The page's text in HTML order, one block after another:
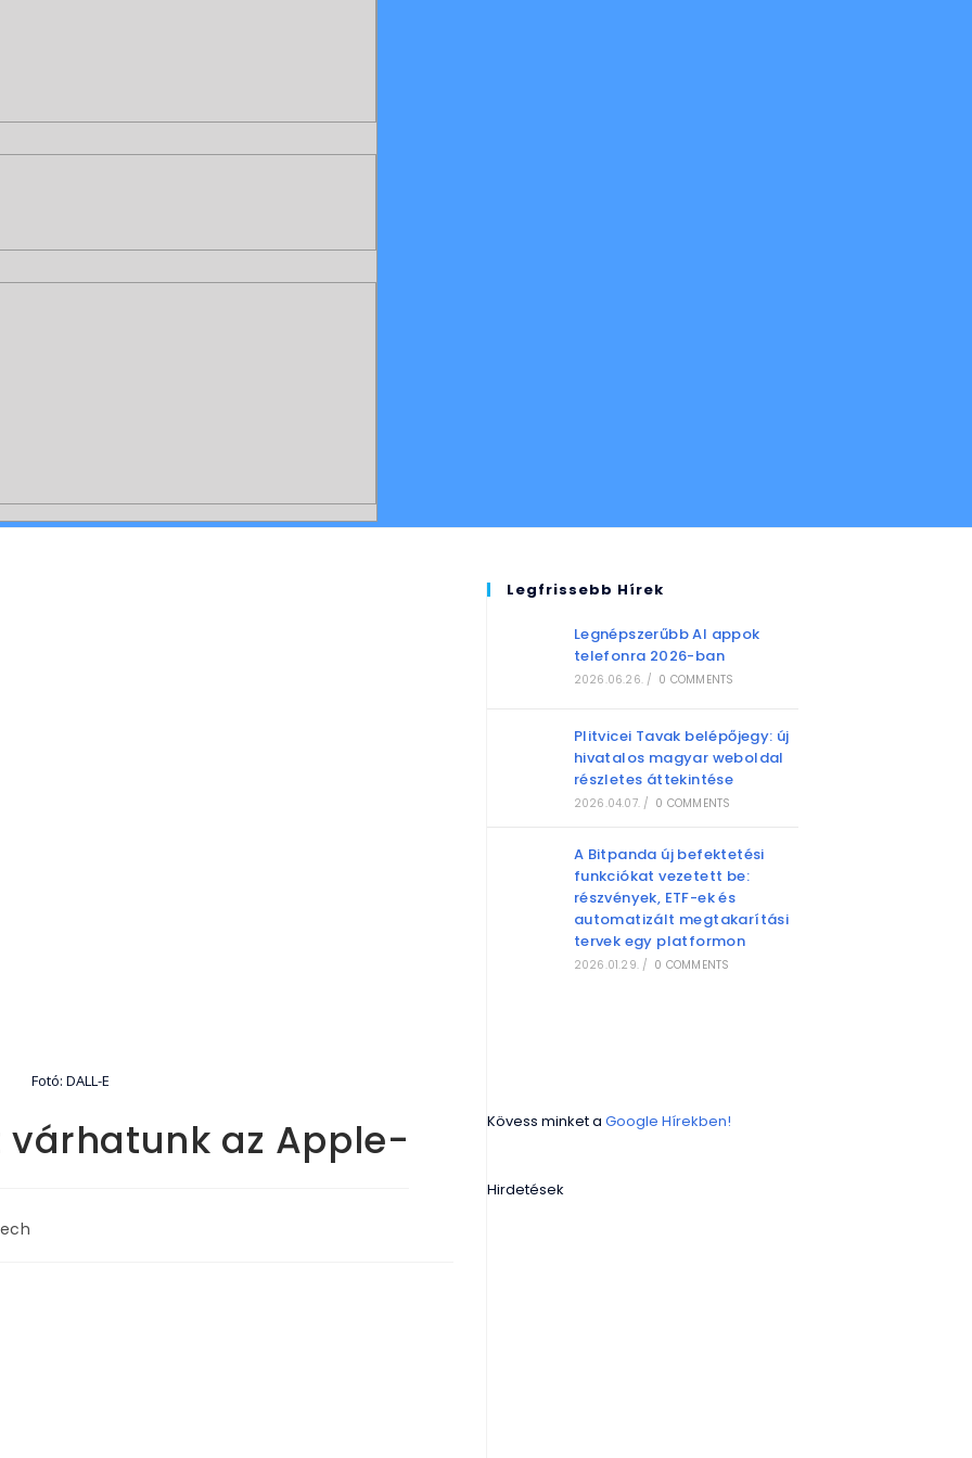
Fotó: DALL-E
várhatunk az Apple-
Legfrissebb Hírek
Legnépszerűbb AI appok
telefonra 2026-ban
2026.06.26. / 0 COMMENTS
Plitvicei Tavak belépőjegy: új
hivatalos magyar weboldal
részletes áttekintése
2026.04.07. / 0 COMMENTS
A Bitpanda új befektetési
funkciókat vezetett be:
részvények, ETF-ek és
automatizált megtakarítási
tervek egy platformon
2026.01.29. / 0 COMMENTS
Kövess minket aGoogle Hírekben!
Hirdetések